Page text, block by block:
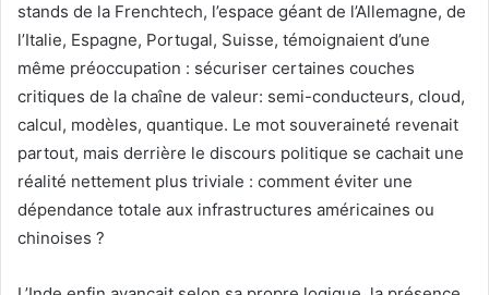
stands de la Frenchtech, l’espace géant de l’Allemagne, de
l’Italie, Espagne, Portugal, Suisse, témoignaient d’une
même préoccupation : sécuriser certaines couches
critiques de la chaîne de valeur: semi-conducteurs, cloud,
calcul, modèles, quantique. Le mot souveraineté revenait
partout, mais derrière le discours politique se cachait une
réalité nettement plus triviale : comment éviter une
dépendance totale aux infrastructures américaines ou
chinoises ?